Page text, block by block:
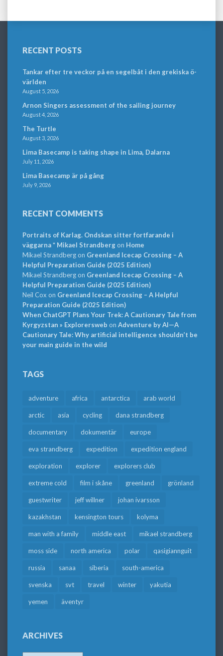
RECENT POSTS
Tankar efter tre veckor på en segelbåt i den grekiska ö-
världen
August 5, 2026
Arnon Singers assessment of the sailing journey
August 4, 2026
The Turtle
August 3, 2026
Lima Basecamp is taking shape in Lima, Dalarna
July 11, 2026
Lima Basecamp är på gång
July 9, 2026
RECENT COMMENTS
Portraits of Karlag. Ondskan sitter fortfarande i
väggarna * Mikael Strandbergon Home
Mikael Strandbergon Greenland Icecap Crossing – A
Helpful Preparation Guide (2025 Edition)
Mikael Strandbergon Greenland Icecap Crossing – A
Helpful Preparation Guide (2025 Edition)
Neil Cox on Greenland Icecap Crossing – A Helpful
Preparation Guide (2025 Edition)
When ChatGPT Plans Your Trek: A Cautionary Tale from
Kyrgyzstan » Explorersweb on Adventure by AI—A
Cautionary Tale: Why artificial intelligence shouldn’t be
your main guide in the wild
TAGS
adventure africa antarctica arab world
arctic asia cycling dana strandberg
documentary dokumentär europe
eva strandberg expedition expedition england
exploration explorer explorers club
extreme cold film i skåne greenland grönland
guestwriter jeff willner johan ivarsson
kazakhstan kensington tours kolyma
man with a family middle east mikael strandberg
moss side north america polar qasigiannguit
russia sanaa siberia south-america
svenska svt travel winter yakutia
yemen äventyr
ARCHIVES